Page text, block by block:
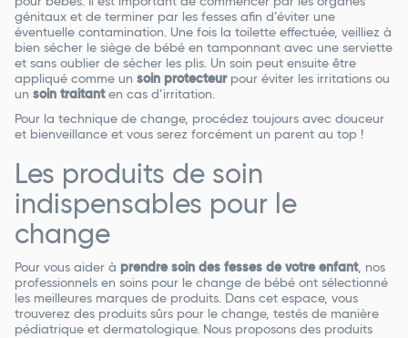
génitaux et de terminer par les fesses afin d’éviter une
éventuelle contamination. Une fois la toilette effectuée, veilliez à
bien sécher le siège de bébé en tamponnant avec une serviette
et sans oublier de sécher les plis. Un soin peut ensuite être
appliqué comme un soin protecteurpour éviter les irritations ou
un soin traitanten cas d’irritation.
Pour la technique de change, procédez toujours avec douceur
et bienveillance et vous serez forcément un parent au top !
Les produits de soin
indispensables pour le
change
Pour vous aider à prendre soin des fesses de votre enfant, nos
professionnels en soins pour le change de bébé ont sélectionné
les meilleures marques de produits. Dans cet espace, vous
trouverez des produits sûrs pour le change, testés de manière
pédiatrique et dermatologique. Nous proposons des produits